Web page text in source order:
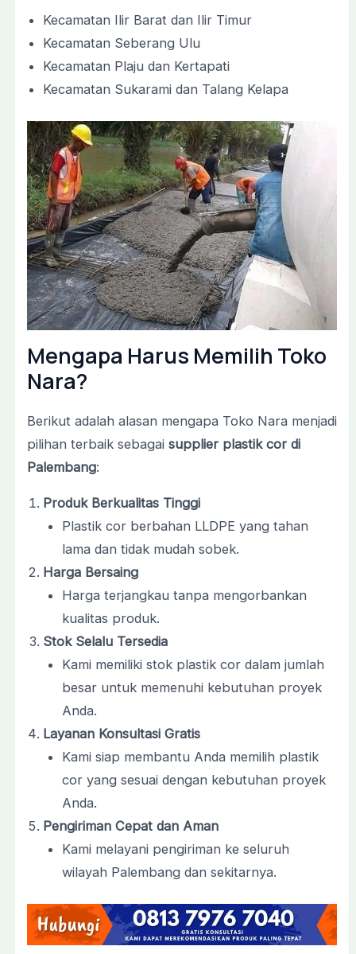
Kecamatan Ilir Barat dan Ilir Timur
Kecamatan Seberang Ulu
Kecamatan Plaju dan Kertapati
Kecamatan Sukarami dan Talang Kelapa
Mengapa Harus Memilih Toko
Nara?
Berikut adalah alasan mengapa Toko Nara menjadi
pilihan terbaik sebagai supplier plastik cor di
Palembang:
Produk Berkualitas Tinggi
Plastik cor berbahan LLDPE yang tahan
lama dan tidak mudah sobek.
Harga Bersaing
Harga terjangkau tanpa mengorbankan
kualitas produk.
Stok Selalu Tersedia
Kami memiliki stok plastik cor dalam jumlah
besar untuk memenuhi kebutuhan proyek
Anda.
Layanan Konsultasi Gratis
Kami siap membantu Anda memilih plastik
cor yang sesuai dengan kebutuhan proyek
Anda.
Pengiriman Cepat dan Aman
Kami melayani pengiriman ke seluruh
wilayah Palembang dan sekitarnya.